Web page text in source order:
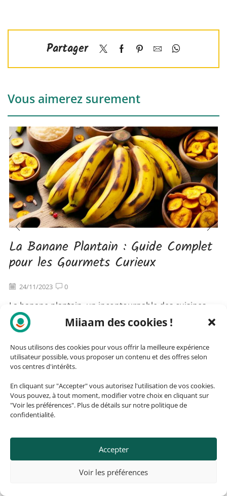
Miiaam des cookies !
Nous utilisons des cookies pour vous offrir la meilleure expérience
utilisateur possible, vous proposer un contenu et des offres selon
vos centres d'intérêts.
En cliquant sur "Accepter" vous autorisez l'utilisation de vos cookies.
Vous pouvez, à tout moment, modifier votre choix en cliquant sur
"Voir les préférences". Plus de détails sur notre politique de
confidentialité.
Accepter
Voir les préférences
Partager
Vous aimerez surement
La Banane Plantain : Guide Complet
pour les Gourmets Curieux
24/11/2023 0
La banane plantain, un incontournable des cuisines
afro-latino-caraïbéennes. Que vous soyez un amateur
de cuisine aventureux...
CONTINUER LA LECTURE
Ajouter un commentaire
requis sont marqués